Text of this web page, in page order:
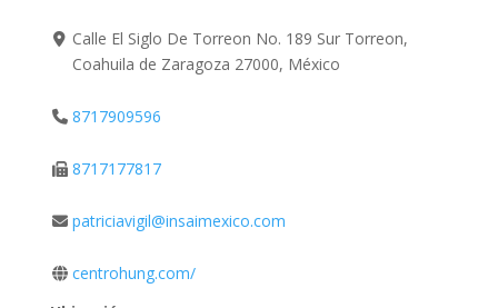
Calle El Siglo De Torreon No. 189 Sur Torreon,
Coahuila de Zaragoza 27000, México
8717909596
8717177817
patriciavigil@insaimexico.com
centrohung.com/